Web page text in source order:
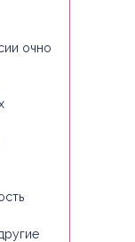
очно